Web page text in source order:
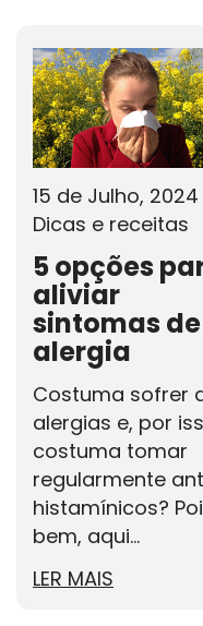
15 de Julho, 2024
Dicas e receitas
5 opções
aliviar
sintomas de
alergia
Costuma sofrer
alergias e, por
costuma tomar
regularmente
histamínicos?
bem, aqui...
LER MAIS